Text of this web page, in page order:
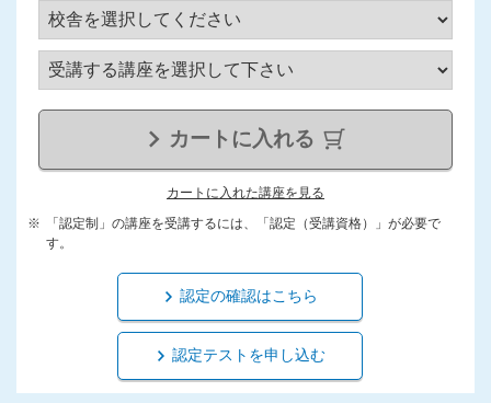
カートに入れる
カートに入れた講座を見る
「認定制」の講座を受講するには、「認定（受講資格）」が必要で
す。
認定の確認はこちら
認定テストを申し込む